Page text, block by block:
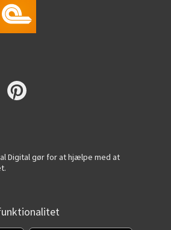
Digital gør for at hjælpe med at